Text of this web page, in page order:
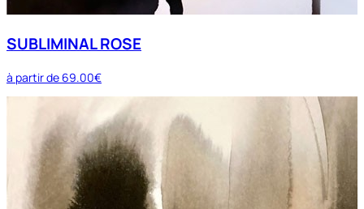
SUBLIMINAL ROSE
à partir de 69.00€